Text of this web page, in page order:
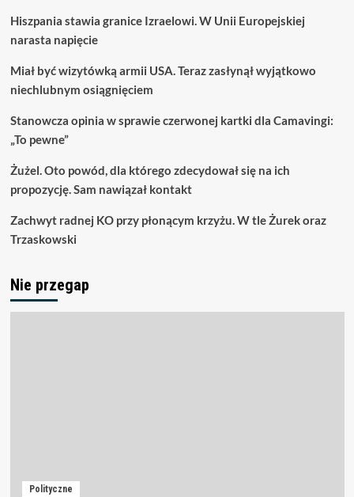
Hiszpania stawia granice Izraelowi. W Unii Europejskiej
narasta napięcie
Miał być wizytówką armii USA. Teraz zasłynął wyjątkowo
niechlubnym osiągnięciem
Stanowcza opinia w sprawie czerwonej kartki dla Camavingi:
„To pewne”
Żużel. Oto powód, dla którego zdecydował się na ich
propozycję. Sam nawiązał kontakt
Zachwyt radnej KO przy płonącym krzyżu. W tle Żurek oraz
Trzaskowski
Nie przegap
Polityczne